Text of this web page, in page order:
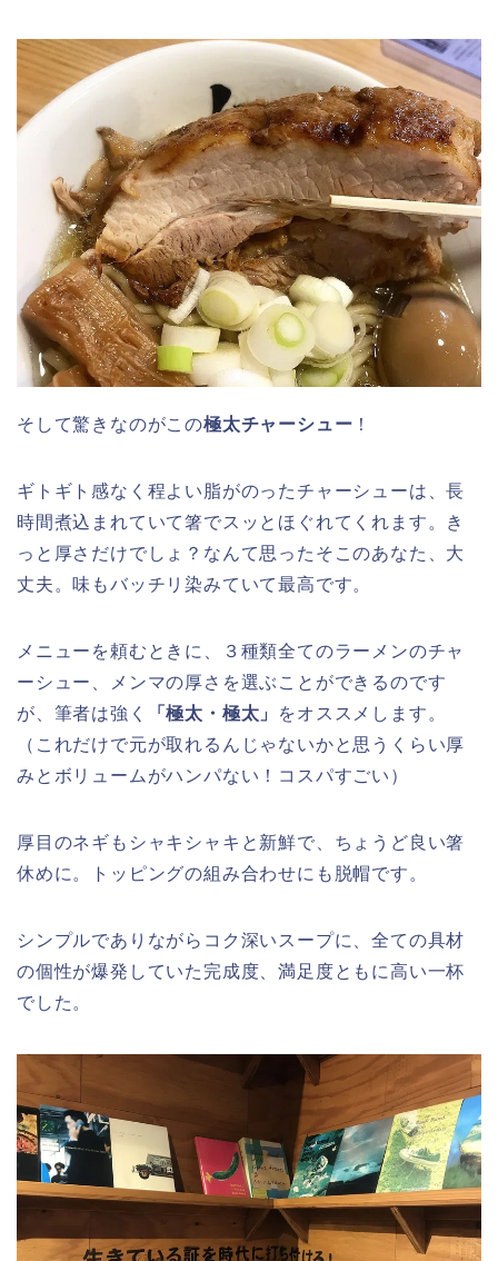
そして驚きなのがこの極太チャーシュー ！
ギトギト感なく程よい脂がのったチャーシューは、長
時間煮込まれていて箸でスッとほぐれてくれます。き
っと厚さだけでしょ？なんて思ったそこのあなた、大
丈夫。味もバッチリ染みていて最高です。
メニューを頼むときに、３種類全てのラーメンのチャ
ーシュー、メンマの厚さを選ぶことができるのです
が、筆者は強く
「極太・極太」
をオススメします。
（これだけで元が取れるんじゃないかと思うくらい厚
みとボリュームがハンパない！コスパすごい）
厚目のネギもシャキシャキと新鮮で、ちょうど良い箸
休めに。トッピングの組み合わせにも脱帽です。
シンプルでありながらコク深いスープに、全ての具材
の個性が爆発していた完成度、満足度ともに高い一杯
でした。